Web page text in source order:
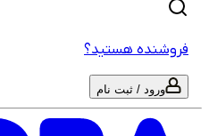
هستید؟
ورود / ثبت نام